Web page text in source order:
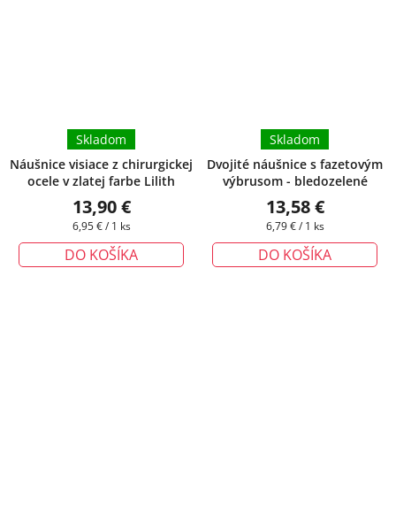
Náušnice visiace z chirurgickej
ocele v zlatej farbe Lilith
Skladom
13,90 €
Jednotková
6,95 € / 1 ks
DO KOŠÍKA
Dvojité náušnice s fazetovým
výbrusom - bledozelené
Skladom
13,58 €
Jednotková
6,79 € / 1 ks
DO KOŠÍKA